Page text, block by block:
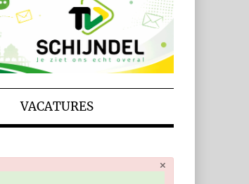
VACATURES
×